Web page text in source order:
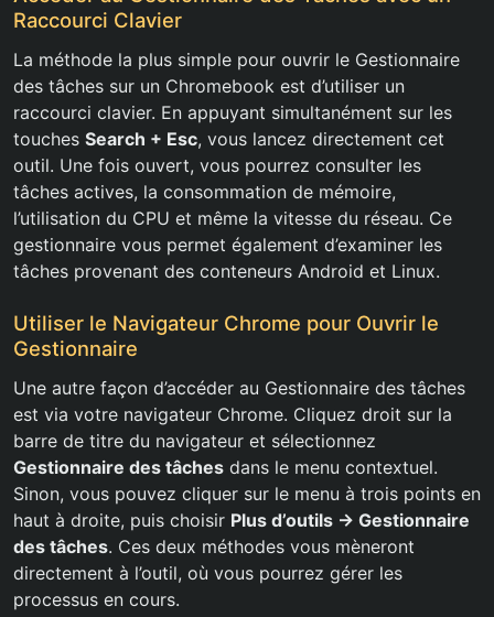
Raccourci Clavier
La méthode la plus simple pour ouvrir le Gestionnaire
des tâches sur un Chromebook est d’utiliser un
raccourci clavier. En appuyant simultanément sur les
touches Search + Esc, vous lancez directement cet
outil. Une fois ouvert, vous pourrez consulter les
tâches actives, la consommation de mémoire,
l’utilisation du CPU et même la vitesse du réseau. Ce
gestionnaire vous permet également d’examiner les
tâches provenant des conteneurs Android et Linux.
Utiliser le Navigateur Chrome pour Ouvrir le
Gestionnaire
Une autre façon d’accéder au Gestionnaire des tâches
est via votre navigateur Chrome. Cliquez droit sur la
barre de titre du navigateur et sélectionnez
Gestionnaire des tâches dans le menu contextuel.
Sinon, vous pouvez cliquer sur le menu à trois points en
haut à droite, puis choisir Plus d’outils -> Gestionnaire
des tâches. Ces deux méthodes vous mèneront
directement à l’outil, où vous pourrez gérer les
processus en cours.